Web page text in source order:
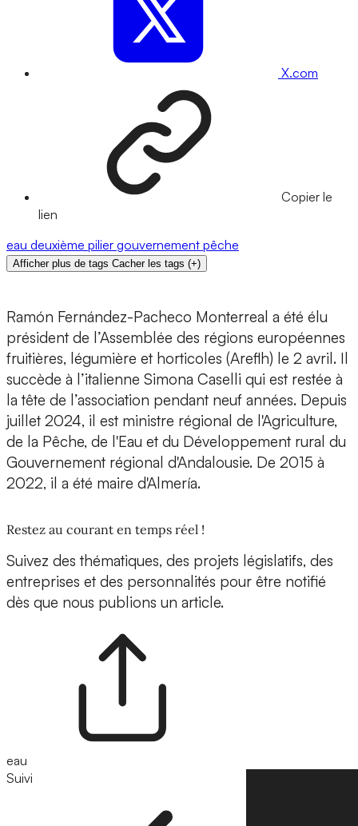
X.com
Copier le
lien
eau deuxième pilier gouvernement pêche
Afficher plus de tags Cacher les tags (+)
Ramón Fernández-Pacheco Monterreal a été élu
président de l’Assemblée des régions européennes
fruitières, légumière et horticoles (Areflh) le 2 avril. Il
succède à l’italienne Simona Caselli qui est restée à
la tête de l’association pendant neuf années. Depuis
juillet 2024, il est ministre régional de l'Agriculture,
de la Pêche, de l'Eau et du Développement rural du
Gouvernement régional d'Andalousie. De 2015 à
2022, il a été maire d'Almería.
Restez au courant en temps réel !
Suivez des thématiques, des projets législatifs, des
entreprises et des personnalités pour être notifié
dès que nous publions un article.
eau
Suivi